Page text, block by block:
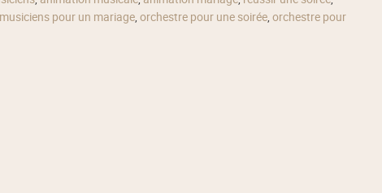
musiciens pour un mariage, orchestre pour une soirée, orchestre pour